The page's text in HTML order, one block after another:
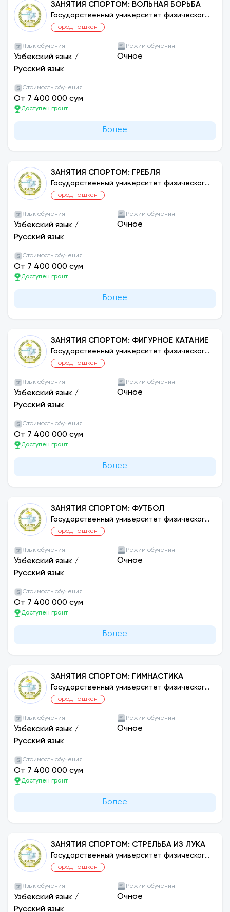
ЗАНЯТИЯ СПОРТОМ: ВОЛЬНАЯ БОРЬБА
Государственный университет физического
воспитания и спорта Узбекистана
Город Ташкент
Язык обучения
Узбекский язык /
Русский язык
Режим обучения
Очное
Стоимость обучения
От 7 400 000 сум
Доступен грант
Более
ЗАНЯТИЯ СПОРТОМ: ГРЕБЛЯ
Государственный университет физического
воспитания и спорта Узбекистана
Город Ташкент
Язык обучения
Узбекский язык /
Русский язык
Режим обучения
Очное
Стоимость обучения
От 7 400 000 сум
Доступен грант
Более
ЗАНЯТИЯ СПОРТОМ: ФИГУРНОЕ КАТАНИЕ
Государственный университет физического
воспитания и спорта Узбекистана
Город Ташкент
Язык обучения
Узбекский язык /
Русский язык
Режим обучения
Очное
Стоимость обучения
От 7 400 000 сум
Доступен грант
Более
ЗАНЯТИЯ СПОРТОМ: ФУТБОЛ
Государственный университет физического
воспитания и спорта Узбекистана
Город Ташкент
Язык обучения
Узбекский язык /
Русский язык
Режим обучения
Очное
Стоимость обучения
От 7 400 000 сум
Доступен грант
Более
ЗАНЯТИЯ СПОРТОМ: ГИМНАСТИКА
Государственный университет физического
воспитания и спорта Узбекистана
Город Ташкент
Язык обучения
Узбекский язык /
Русский язык
Режим обучения
Очное
Стоимость обучения
От 7 400 000 сум
Доступен грант
Более
ЗАНЯТИЯ СПОРТОМ: СТРЕЛЬБА ИЗ ЛУКА
Государственный университет физического
воспитания и спорта Узбекистана
Город Ташкент
Язык обучения
Узбекский язык /
Русский язык
Режим обучения
Очное